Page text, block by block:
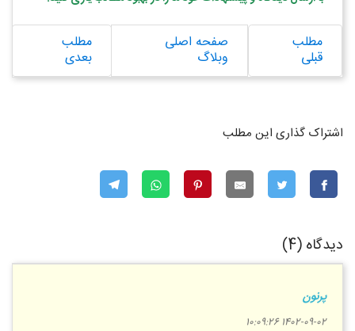
مطلب
قبلی
صفحه اصلی
وبلاگ
مطلب
بعدی
اشتراک گذاری این مطلب
دیدگاه (4)
پرنون
1402-09-02 10:09:26